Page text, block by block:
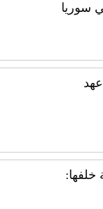
سوريا
عهد
خلفها: